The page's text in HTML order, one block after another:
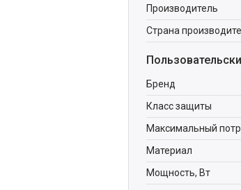
Производитель
Страна
Бренд
Класс защиты
Максимальный
Материал
Мощность, Вт